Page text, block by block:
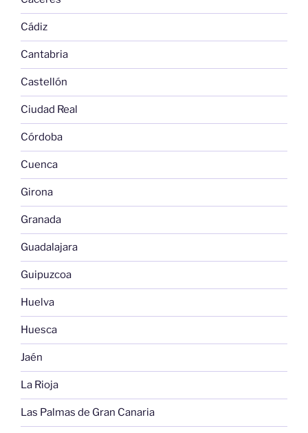
Cádiz
Cantabria
Castellón
Ciudad Real
Córdoba
Cuenca
Girona
Granada
Guadalajara
Guipuzcoa
Huelva
Huesca
Jaén
La Rioja
Las Palmas de Gran Canaria